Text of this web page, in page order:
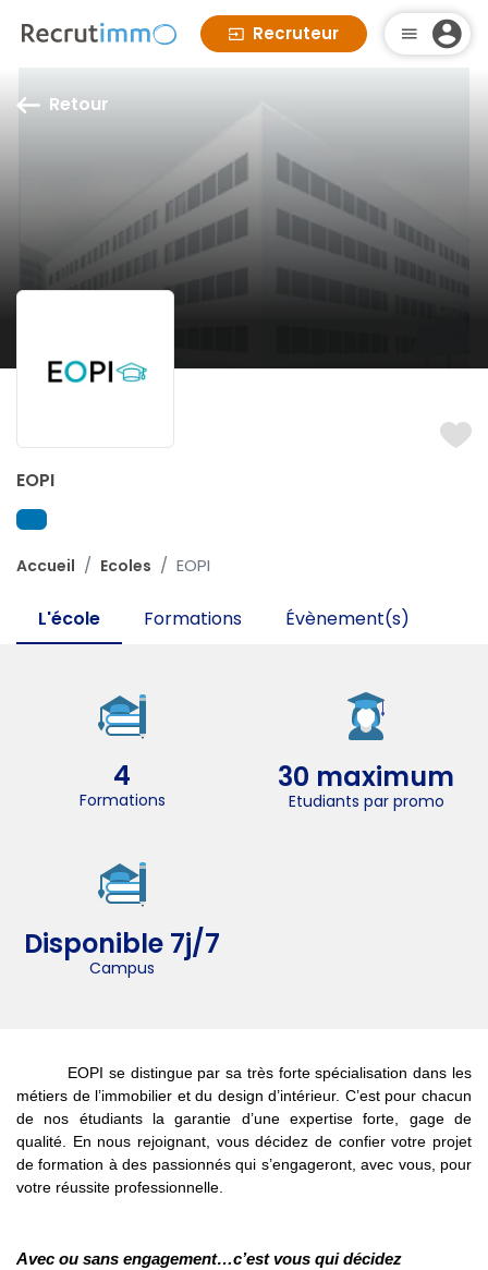
Recruteur
Retour
EOPI
Accueil Ecoles EOPI
L'école Formations Évènement(s)
4
Formations
30 maximum
Etudiants par promo
Disponible 7j/7
Campus
EOPI se distingue par sa très forte spécialisation dans les
métiers de l’immobilier et du design d’intérieur. C’est pour chacun
de nos étudiants la garantie d’une expertise forte, gage de
qualité. En nous rejoignant, vous décidez de confier votre projet
de formation à des passionnés qui s’engageront, avec vous, pour
votre réussite professionnelle.
Avec ou sans engagement…c’est vous qui décidez